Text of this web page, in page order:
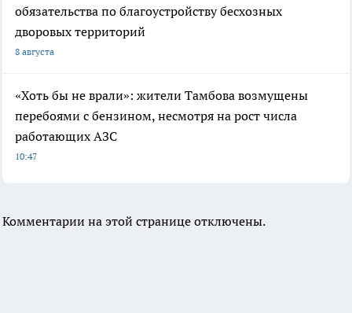
обязательства по благоустройству бесхозных
дворовых территорий
8 августа
«Хоть бы не врали»: жители Тамбова возмущены
перебоями с бензином, несмотря на рост числа
работающих АЗС
10:47
Комментарии на этой странице отключены.